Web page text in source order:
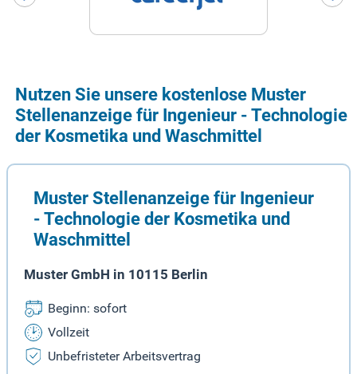
Nutzen Sie unsere kostenlose Muster
Stellenanzeige für Ingenieur - Technologie
der Kosmetika und Waschmittel
Muster Stellenanzeige für Ingenieur
- Technologie der Kosmetika und
Waschmittel
Muster GmbH in 10115 Berlin
Beginn: sofort
Vollzeit
Unbefristeter Arbeitsvertrag